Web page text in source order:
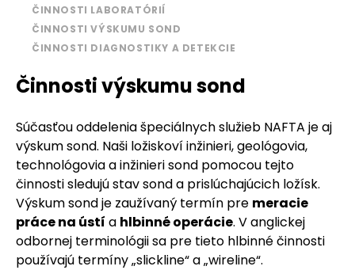
ČINNOSTI LABORATÓRIÍ
ČINNOSTI VÝSKUMU SOND
ČINNOSTI DIAGNOSTIKY A DETEKCIE
Činnosti výskumu sond
Súčasťou oddelenia špeciálnych služieb NAFTA je aj
výskum sond. Naši ložiskoví inžinieri, geológovia,
technológovia a inžinieri sond pomocou tejto
činnosti sledujú stav sond a prislúchajúcich ložísk.
Výskum sond je zaužívaný termín pre meracie
práce na ústí a hlbinné operácie. V anglickej
odbornej terminológii sa pre tieto hlbinné činnosti
používajú termíny „slickline“ a „wireline“.